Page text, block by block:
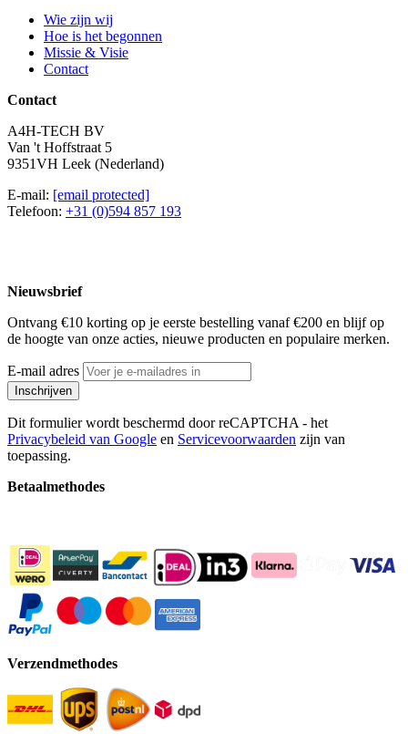
Wie zijn wij
Hoe is het begonnen
Missie & Visie
Contact
Contact
A4H-TECH BV
Van 't Hoffstraat 5
9351VH Leek (Nederland)
E-mail: [email protected]
Telefoon: +31 (0)594 857 193
Nieuwsbrief
Ontvang €10 korting op je eerste bestelling vanaf €200 en blijf op
de hoogte van onze acties, nieuwe producten en populaire merken.
E-mail adres
Inschrijven
Dit formulier wordt beschermd door reCAPTCHA - het
Privacybeleid van Google en Servicevoorwaarden zijn van
toepassing.
Betaalmethodes
Verzendmethodes